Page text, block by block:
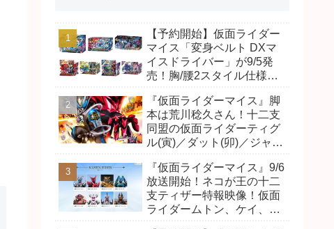
【予約開始】仮面ライダー
マイス「変身ベルト DXマ
イスドライバー」が9/5発
売！胸/腰2スタイル仕様！
ッシュ、ジャオ/バイト、ケ
イ/ショットボーンバックル
も！
『仮面ライダーマイス』脚
本は荒川稔久さん！十二支
同盟の仮面ライダーティグ
ル(寅)／ダット(卯)／ジャオ
尾達臣のキャストが発表！
トリガーのアキト金子隼也
さんも変身！
『仮面ライダーマイス』9/6
放送開始！ネコが王の十二
支ティザー特報映像！仮面
ライダームトン、ケイ、ヴ